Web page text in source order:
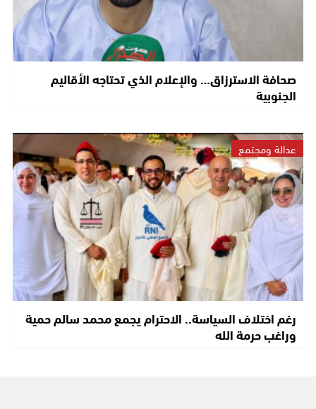
صحافة الاسترزاق… والإعلام الذي تحتاجه الأقاليم
الجنوبية
عدالة ومجتمع
رغم اختلاف السياسة.. الاحترام يجمع محمد سالم حمية
وراغب حرمة الله